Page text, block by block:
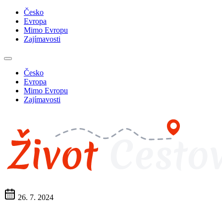
Česko
Evropa
Mimo Evropu
Zajímavosti
Česko
Evropa
Mimo Evropu
Zajímavosti
26. 7. 2024